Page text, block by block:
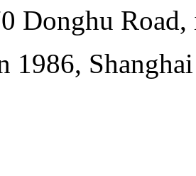
Donghu
1986,